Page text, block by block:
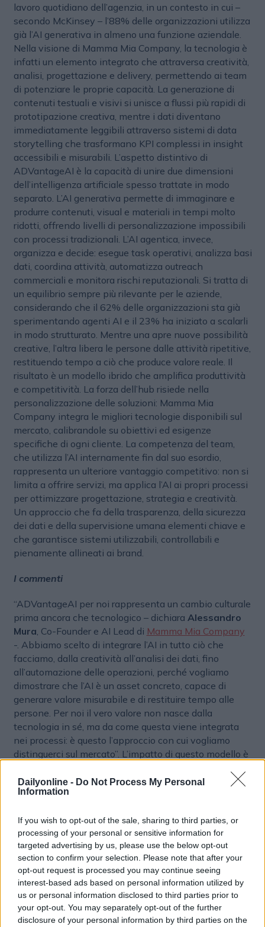
Dailyonline - Do Not Process My Personal
Information
If you wish to opt-out of the sale, sharing to third parties, or
processing of your personal or sensitive information for
targeted advertising by us, please use the below opt-out
section to confirm your selection. Please note that after your
opt-out request is processed you may continue seeing
interest-based ads based on personal information utilized by
us or personal information disclosed to third parties prior to
your opt-out. You may separately opt-out of the further
disclosure of your personal information by third parties on the
lavoro quotidiano dell’agenzia, in un contesto in cui –
secondo McKinsey – l’88% delle organizzazioni utilizza
già l’AI generativa in almeno una funzione aziendale.
Nella visione di Mamma Mia Company, la tecnologia è
infatti un elemento integrato che attraversa creatività,
analisi, progettazione e delivery, permettendo ai team
di potenziare le proprie capacità. La generazione di
contenuti testuali e visivi si unisce a flussi più rapidi di
prototipazione creativa, mentre i dati diventano
immediatamente leggibili attraverso sistemi di data
storytelling che trasformano KPI complessi in insight
accessibili e misurabili. L’aspetto distintivo di
ADVantageAI è la capacità di unire due dimensioni
dell’intelligenza artificiale spesso trattate in modo
separato. L’AI generativa permette di immaginare e
produrre contenuti, visual e materiali in tempi molto
ridotti, offrendo livelli di personalizzazione impossibili
con processi tradizionali. L’AI agentica, invece,
organizza e decide: esegue task operativi, analizza basi
dati, coordina attività, automatizza outreach
commerciali e monitora rischi reputazionali. Si tratta di
un equilibrio sempre più rilevante per le aziende,
considerando che il 62% delle organizzazioni sta già
sperimentando agenti AI e il 23% ha iniziato a scalarli
in modo strutturato. Mentre una apre nuove possibilità
creative, l’altra libera le persone dalle attività ripetitive,
restituendo tempo a ciò che produce valore reale. Il
risultato è un modello ibrido che amplifica produttività
e competitività. La forza dell’hub risiede nella
personalizzazione delle soluzioni: Mamma Mia
Company integra le migliori tecnologie disponibili sul
mercato, calibrandole su obiettivi ed esigenze
specifiche di ogni cliente. La competenza del team,
che utilizza l’AI internamente fin dal suo esordio,
rappresenta un ulteriore vantaggio competitivo: non si
limita a offrire servizi, ma applica l’AI ai propri processi
per ottimizzare progettazione, strategia e creatività.
Un approccio che fa della trasparenza, della sicurezza
dei dati e della supervisione umana elementi chiave e
che garantisce sistemi utilizzabili, controllabili e
pienamente allineati ai brand.
I commenti
“ADVantageAI per noi rappresenta un cambio culturale
prima ancora che tecnologico – dichiara Alessandro
Mura , Co-Founder e AI Lead di Mamma Mia Company
-. Abbiamo scelto di integrare l’AI in tutto ciò che
facciamo, dalla creatività all’analisi dei dati, fino
all’automazione delle operazioni, perché vogliamo
dimostrare che l’AI è un asset concreto, capace di
generare valore misurabile e di restituire tempo alle
persone. Per noi il vero valore non nasce dalla
tecnologia in sé, ma da come questa viene integrata
nei processi: è questo l’approccio con cui vogliamo
distinguerci sul mercato”. L’impatto di questo modello è
l’agenzia ha per esempio sviluppato un calendario
illustrato interamente creato con AI, eliminando tempi
garantendo piena autonomia nella creazione dei visual.
PerLacdigest, ADVantageAI ha ottimizzato la
produzione dell’intera suite di contenuti, consentendo
la generazione rapida di varianti grafiche e testuali
pronte all’uso. Questi, come altri progetti mostrano
come l’AI generativa possa incidere non solo sulla
velocità, ma anche sulla qualità e sulla versatilità della
produzione creativa. “Nella nostra visione l’AI non